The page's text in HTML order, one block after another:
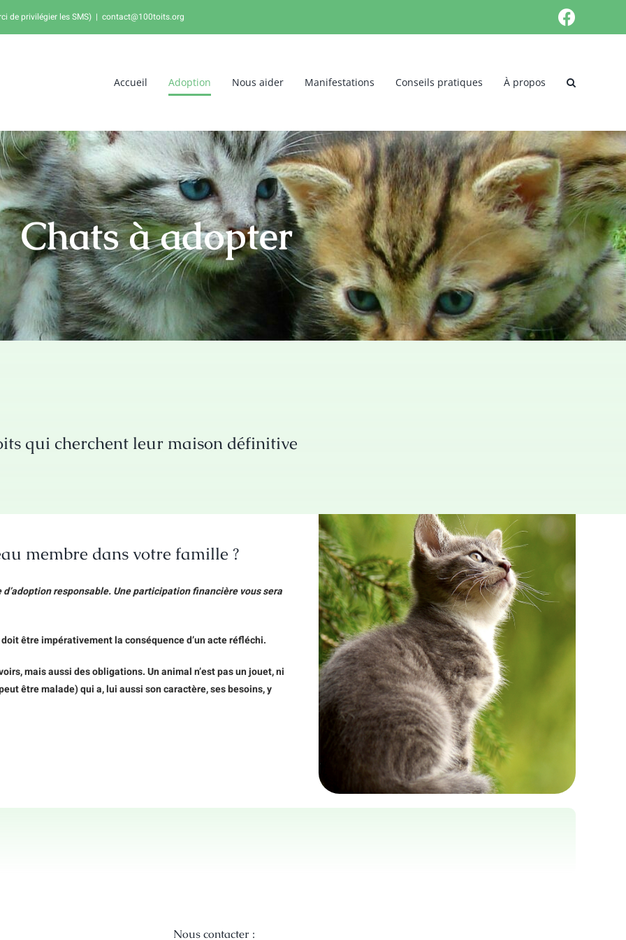
de privilégier les SMS) | contact@100toits.org
Accueil Adoption Nous aider Manifestations Conseils pratiques À propos
Chats à adopter
qui cherchent leur maison définitive
membre dans votre famille ?
responsable. Une participation financière vous sera
être impérativement la conséquence d’un acte réfléchi.
mais aussi des obligations. Un animal n’est pas un jouet, ni
être malade) qui a, lui aussi son caractère, ses besoins, y
Nous contacter :